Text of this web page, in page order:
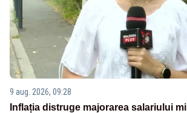
9 aug. 2026, 09:28
Inflația distruge majorarea salariului